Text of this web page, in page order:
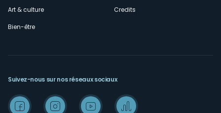
Art & culture
Bien-être
Credits
Suivez-nous sur nos réseaux sociaux